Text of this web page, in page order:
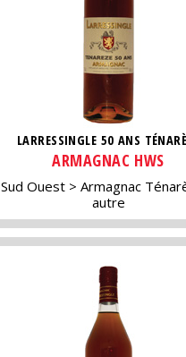
LARRESSINGLE 50 ANS
ARMAGNAC HWS
Sud Ouest
Armagnac
autre